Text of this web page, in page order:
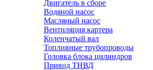
Двигатель в сборе
Водяной насос
Масляный насос
Вентиляция картера
Коленчатый вал
Топливные трубопроводы
Головка блока цилиндров
Привод ТНВД